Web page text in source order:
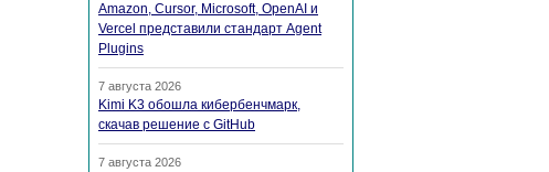
Amazon, Cursor, Microsoft, OpenAI и
Vercel представили стандарт Agent
Plugins
7 августа 2026
Kimi K3 обошла кибербенчмарк,
скачав решение с GitHub
7 августа 2026